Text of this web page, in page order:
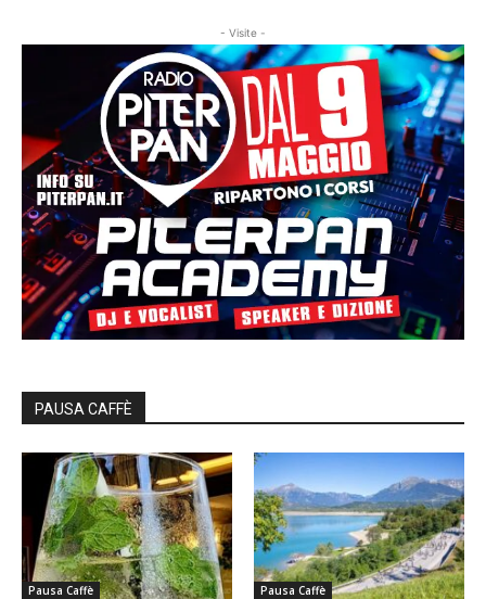
- Visite -
PAUSA CAFFÈ
Pausa Caffè Pausa Caffè